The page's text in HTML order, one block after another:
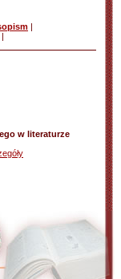
|
|
w literaturze